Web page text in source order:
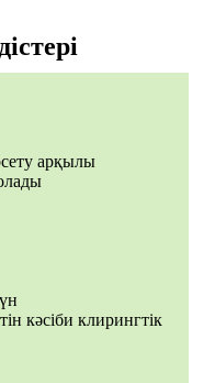
арқылы
кәсіби клирингтік